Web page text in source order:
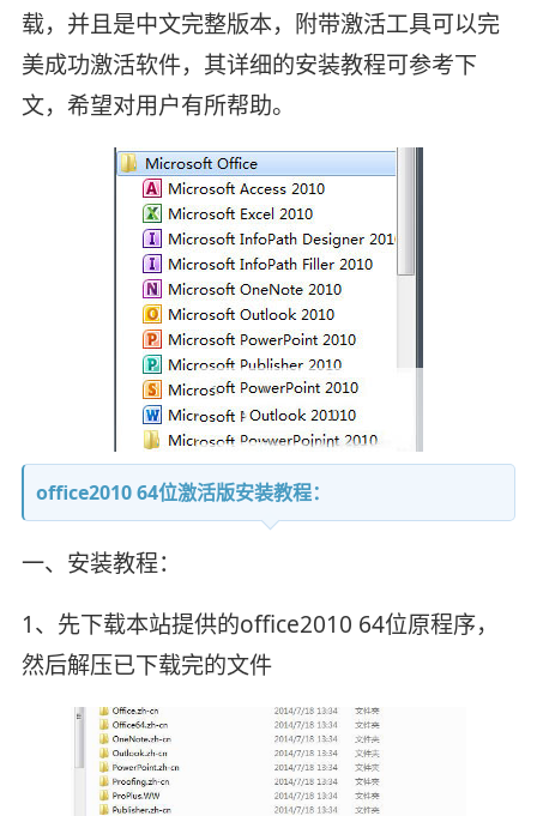
载，并且是中文完整版本，附带激活工具可以完
美成功激活软件，其详细的安装教程可参考下
文，希望对用户有所帮助。
office2010 64位激活版安装教程：
一、安装教程：
1、先下载本站提供的office2010 64位原程序，
然后解压已下载完的文件